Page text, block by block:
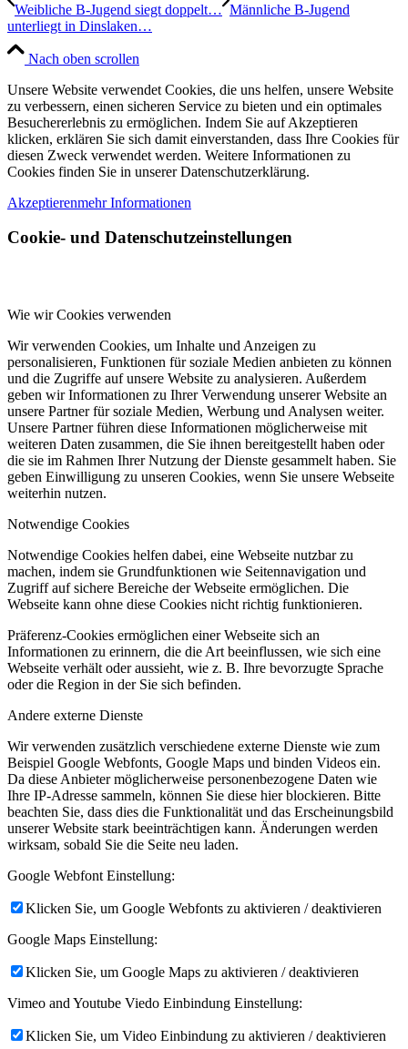
Weibliche B-Jugend siegt doppelt… Männliche B-Jugend
unterliegt in Dinslaken…
Nach oben scrollen
Unsere Website verwendet Cookies, die uns helfen, unsere Website
zu verbessern, einen sicheren Service zu bieten und ein optimales
Besuchererlebnis zu ermöglichen. Indem Sie auf Akzeptieren
klicken, erklären Sie sich damit einverstanden, dass Ihre Cookies für
diesen Zweck verwendet werden. Weitere Informationen zu
Cookies finden Sie in unserer Datenschutzerklärung.
Akzeptierenmehr Informationen
Cookie- und Datenschutzeinstellungen
Wie wir Cookies verwenden
Wir verwenden Cookies, um Inhalte und Anzeigen zu
personalisieren, Funktionen für soziale Medien anbieten zu können
und die Zugriffe auf unsere Website zu analysieren. Außerdem
geben wir Informationen zu Ihrer Verwendung unserer Website an
unsere Partner für soziale Medien, Werbung und Analysen weiter.
Unsere Partner führen diese Informationen möglicherweise mit
weiteren Daten zusammen, die Sie ihnen bereitgestellt haben oder
die sie im Rahmen Ihrer Nutzung der Dienste gesammelt haben. Sie
geben Einwilligung zu unseren Cookies, wenn Sie unsere Webseite
weiterhin nutzen.
Notwendige Cookies
Notwendige Cookies helfen dabei, eine Webseite nutzbar zu
machen, indem sie Grundfunktionen wie Seitennavigation und
Zugriff auf sichere Bereiche der Webseite ermöglichen. Die
Webseite kann ohne diese Cookies nicht richtig funktionieren.
Präferenz-Cookies ermöglichen einer Webseite sich an
Informationen zu erinnern, die die Art beeinflussen, wie sich eine
Webseite verhält oder aussieht, wie z. B. Ihre bevorzugte Sprache
oder die Region in der Sie sich befinden.
Andere externe Dienste
Wir verwenden zusätzlich verschiedene externe Dienste wie zum
Beispiel Google Webfonts, Google Maps und binden Videos ein.
Da diese Anbieter möglicherweise personenbezogene Daten wie
Ihre IP-Adresse sammeln, können Sie diese hier blockieren. Bitte
beachten Sie, dass dies die Funktionalität und das Erscheinungsbild
unserer Website stark beeinträchtigen kann. Änderungen werden
wirksam, sobald Sie die Seite neu laden.
Google Webfont Einstellung:
Klicken Sie, um Google Webfonts zu aktivieren / deaktivieren
Google Maps Einstellung:
Klicken Sie, um Google Maps zu aktivieren / deaktivieren
Vimeo and Youtube Viedo Einbindung Einstellung:
Klicken Sie, um Video Einbindung zu aktivieren / deaktivieren